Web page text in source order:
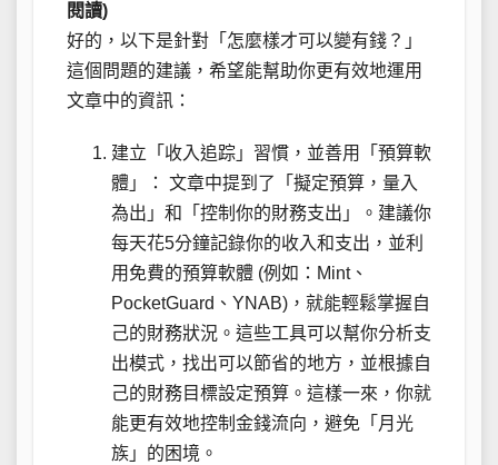
閱讀)
好的，以下是針對「怎麼樣才可以變有錢？」
這個問題的建議，希望能幫助你更有效地運用
文章中的資訊：
建立「收入追踪」習慣，並善用「預算軟
體」： 文章中提到了「擬定預算，量入
為出」和「控制你的財務支出」。建議你
每天花5分鐘記錄你的收入和支出，並利
用免費的預算軟體 (例如：Mint、
PocketGuard、YNAB)，就能輕鬆掌握自
己的財務狀況。這些工具可以幫你分析支
出模式，找出可以節省的地方，並根據自
己的財務目標設定預算。這樣一來，你就
能更有效地控制金錢流向，避免「月光
族」的困境。